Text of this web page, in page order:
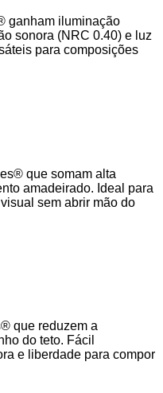
ganham iluminação
sonora (NRC 0.40) e luz
para composições
que somam alta
amadeirado. Ideal para
sem abrir mão do
que reduzem a
do teto. Fácil
e liberdade para compor